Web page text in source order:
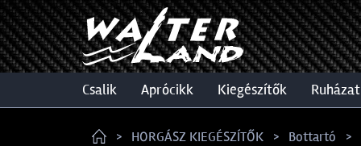
csalik aprócikk kiegészítők ruházat
HORGÁSZ KIEGÉSZÍTŐK Bottartó